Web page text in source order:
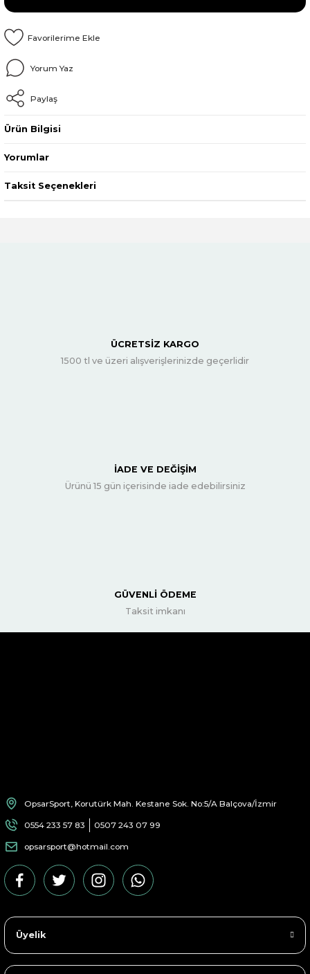
Yorum Yaz
Paylaş
Ürün Bilgisi
Yorumlar
Taksit Seçenekleri
ÜCRETSİZ KARGO
1500 tl ve üzeri alışverişlerinizde geçerlidir
İADE VE DEĞİŞİM
Ürünü 15 gün içerisinde iade edebilirsiniz
GÜVENLİ ÖDEME
Taksit imkanı
OpsarSport, Korutürk Mah. Kestane Sok. No:5/A Balçova/İzmir
0554 233 57 83 0507 243 07 99
opsarsport@hotmail.com
Üyelik